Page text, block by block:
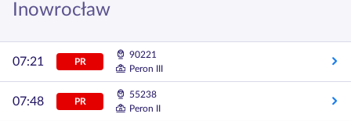
Inowrocław
07:21 PR
90221
Peron III
07:48 PR
55238
Peron II